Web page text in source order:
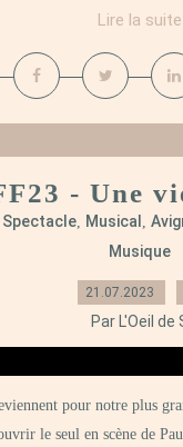
Lire la suite
- Une
Spectacle, Musical ,
Musique
21.07.2023
Par L'Oeil de
pour notre plus
le seul en scène de